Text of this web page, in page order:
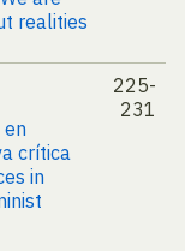
realities
crítica
in
225-
231